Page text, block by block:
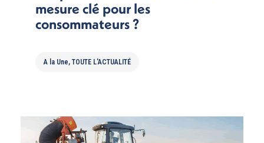
mesure clé pour les
consommateurs ?
A la Une,TOUTE L'ACTUALITÉ